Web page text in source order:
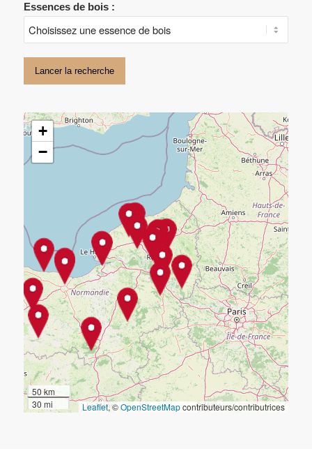
Essences de bois :
Lancer la recherche
+
−
50 km
30 mi
Leaflet, ©OpenStreetMapcontributeurs/contributrices